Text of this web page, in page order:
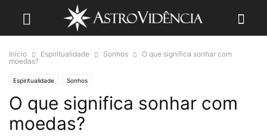
Início Espiritualidade Sonhos
O que significa sonhar com
moedas?
Espiritualidade Sonhos
O que significa sonhar com
moedas?